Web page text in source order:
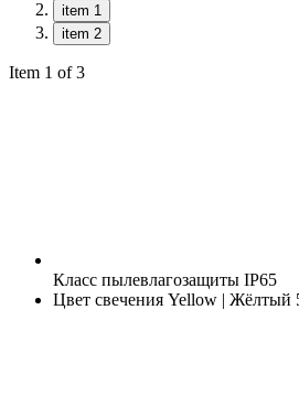
item 1
item 2
Item 1 of 3
Класс пылевлагозащиты IP65
Цвет свечения Yellow | Жёлтый